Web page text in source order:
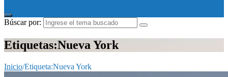
Búscar por:
Etiquetas:Nueva York
Inicio/Etiqueta:Nueva York